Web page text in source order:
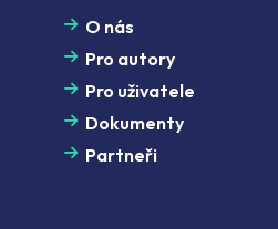
O nás
Pro autory
Pro uživatele
Dokumenty
Partneři